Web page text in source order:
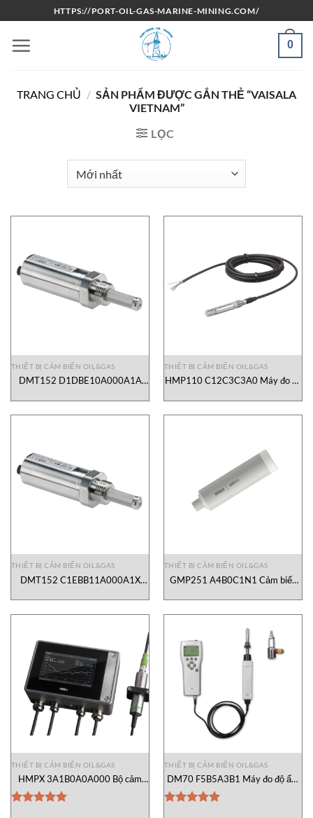
qua
nội
HTTPS://PORT-OIL-GAS-MARINE-MINING.COM/
0
TRANG CHỦ / SẢN PHẨM ĐƯỢC GẮN THẺ “VAISALA
VIETNAM”
LỌC
THIẾT BỊ CẢM BIẾN OIL&GAS
DMT152 D1DBE10A000A1A
Vietnam
THIẾT BỊ CẢM BIẾN OIL&GAS
HMP110 C12C3C3A0 Máy đo độ
THIẾT BỊ CẢM BIẾN OIL&GAS
DMT152 C1EBB11A000A1X
Vietnam
THIẾT BỊ CẢM BIẾN OIL&GAS
GMP251 A4B0C1N1 Cảm biến
THIẾT BỊ CẢM BIẾN OIL&GAS
HMPX 3A1B0A0A000 Bộ cảm
biến độ ẩm và nhiệt độ Vaisala
Vietnam
THIẾT BỊ CẢM BIẾN OIL&GAS
DM70 F5B5A3B1 Máy đo độ ẩm
Vaisala Vietnam